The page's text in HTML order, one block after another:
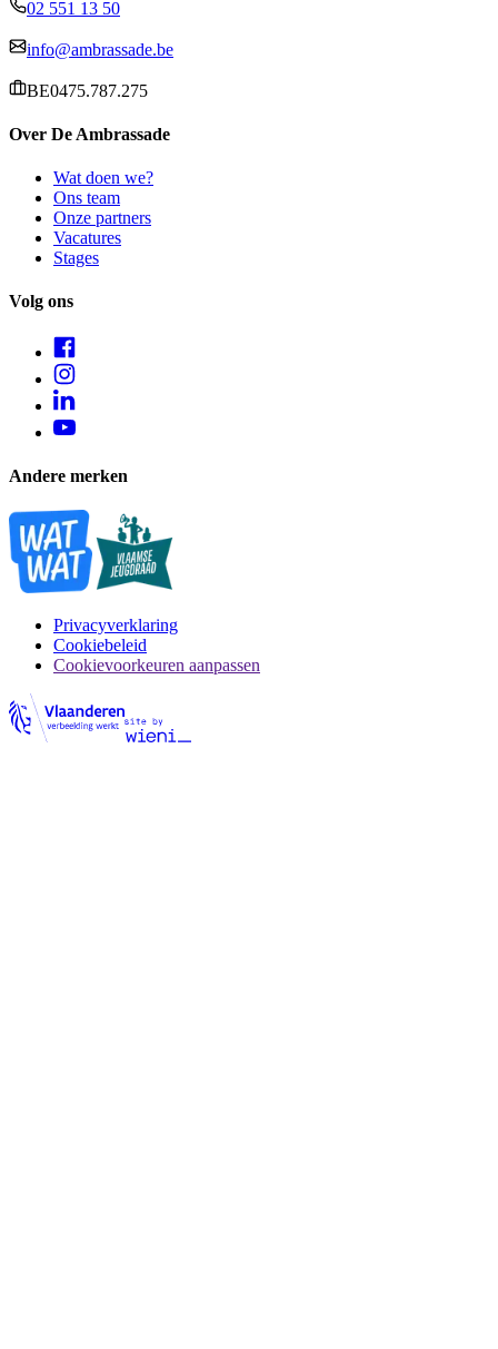
02 551 13 50
info@ambrassade.be
BE0475.787.275
Over De Ambrassade
Wat doen we?
Ons team
Onze partners
Vacatures
Stages
Volg ons
Andere merken
Privacyverklaring
Cookiebeleid
Cookievoorkeuren aanpassen